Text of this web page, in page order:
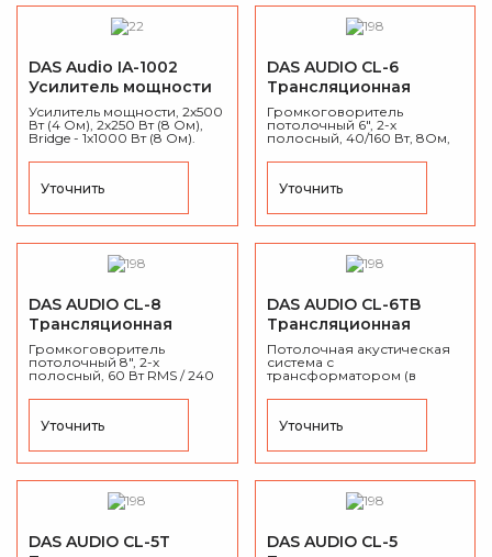
DAS Audio IA-1002
Усилитель мощности
Усилитель мощности, 2х500
Вт (4 Ом), 2х250 Вт (8 Ом),
Bridge - 1x1000 Вт (8 Ом).
Уточнить
DAS AUDIO CL-6
Трансляционная
акустическая система
Громкоговоритель
потолочный 6", 2-х
полосный, 40/160 Вт, 8Ом,
Уточнить
DAS AUDIO CL-8
Трансляционная
акустическая система
Громкоговоритель
потолочный 8", 2-х
полосный, 60 Вт RMS / 240
1,58 кг.
Уточнить
DAS AUDIO CL-6TB
Трансляционная
акустическая система
Потолочная акустическая
система с
трансформатором (в
2,5-5-7,5 Вт (70В), 70-20 кГц,
Уточнить
DAS AUDIO CL-5T
DAS AUDIO CL-5